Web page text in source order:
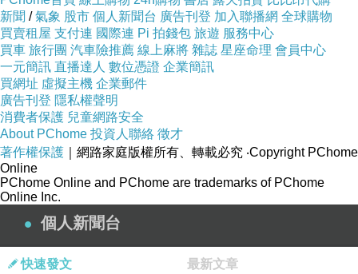
色彩的肌理，都是無法複製的細節，在進行跨越時空的
交流時，獨特的情感印記，流動著生命的真實溫度。我
們「在場」，深邃感知著一切可能。因為唯一，在長久
的陪伴中成為日常生活的美學鏡面，觸動感悟，激發想
像，帶來寧靜，一路映照出成長軌跡。
收藏真跡，既是心靈寄託，也是精神追求，體現出收
藏者的學識和眼界，彰顯文化與藝術的熱愛與理解，成
為一種文化資本。這種不可複製的稀缺性，在藝術市場
日益國際化後形成投資回報，成為長期資產配置的雅
趣；畫作成為特定時代的文化載體後，記錄了當時的社
會思潮和藝術風格；藝術作品成為文化多樣性的保存與
新聞 /氣象 股市 個人新聞台 廣告刊登 加入聯播網 全球購物
買賣租屋 支付連 國際連 Pi 拍錢包 旅遊 服務中心
買車 旅行團 汽車險推薦 線上麻將 雜誌 星座命理 會員中心
一元簡訊 直播達人 數位憑證 企業簡訊
買網址 虛擬主機 企業郵件
廣告刊登 隱私權聲明
消費者保護 兒童網路安全
About PChome 投資人聯絡 徵才
著作權保護 ｜網路家庭版權所有、轉載必究 ‧Copyright PChome
Online
PChome Online and PChome are trademarks of PChome
Online Inc.
個人新聞台
快速發文 最新文章